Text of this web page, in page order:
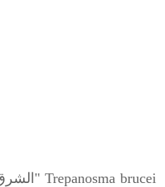
Trepanosma brucei"الشرق